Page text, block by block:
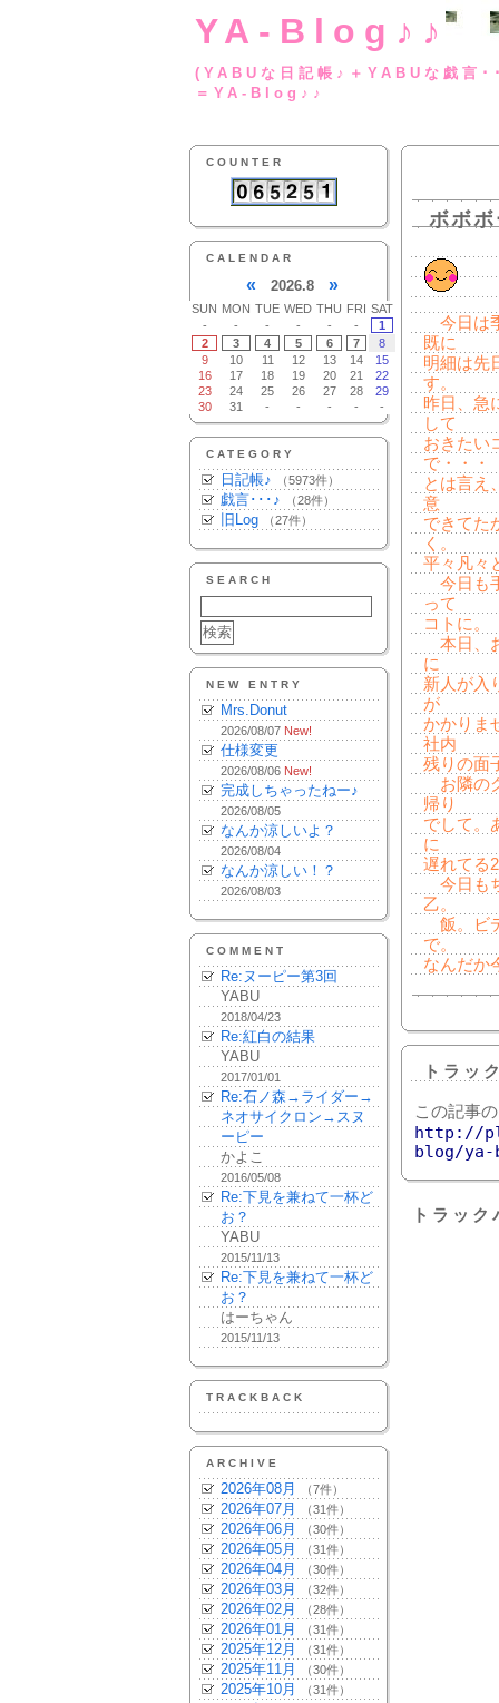
YA-Blog♪♪
(YABUな日記帳♪
＝YA-Blog♪♪
COUNTER
CALENDAR
« 2026.8 »
SUN MON TUE WED THU FRI SAT
-
- - - - -
1
2
3 4 5 6 7
8
9
10 11 12 13 14
15
16
17 18 19 20 21
22
23
24 25 26 27 28
29
30
31 - - - - -
CATEGORY
日記帳♪ （5973件）
戯言･･･♪ （28件）
旧Log （27件）
SEARCH
NEW ENTRY
Mrs.Donut
2026/08/07 New!
仕様変更
2026/08/06 New!
完成しちゃったねー♪
2026/08/05
なんか涼しいよ？
2026/08/04
なんか涼しい！？
2026/08/03
COMMENT
Re:ヌーピー第3回
YABU
2018/04/23
Re:紅白の結果
YABU
2017/01/01
Re:石ノ森→ライダー→
ネオサイクロン→スヌ
ーピー
かよこ
2016/05/08
Re:下見を兼ねて一杯ど
お？
YABU
2015/11/13
Re:下見を兼ねて一杯ど
お？
はーちゃん
2015/11/13
TRACKBACK
ARCHIVE
2026年08月 （7件）
2026年07月 （31件）
2026年06月 （30件）
2026年05月 （31件）
2026年04月 （30件）
2026年03月 （32件）
2026年02月 （28件）
2026年01月 （31件）
2025年12月 （31件）
2025年11月 （30件）
2025年10月 （31件）
ボボ
今日は
既に
明細は先
す。
昨日、急
して
おきたい
で・・・
とは言え
意
できてた
く。
平々凡々
今日も
って
コトに。
本日、
に
新人が入
が
かかりま
社内
残りの面
お隣の
帰り
でして。
に
遅れてる
今日も
乙。
飯。ビ
で。
なんだか
トラッ
この記事
http://
blog/ya-
トラッ